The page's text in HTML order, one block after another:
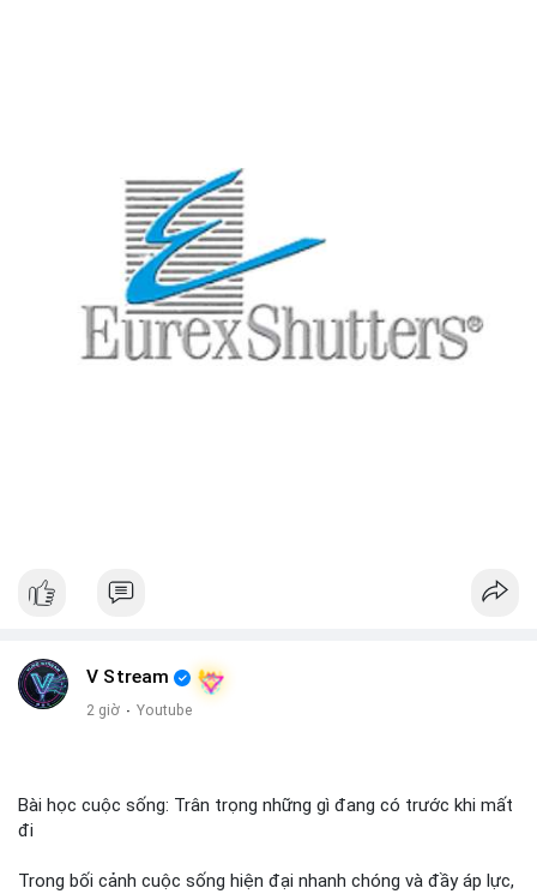
V Stream
2 giờ · Youtube
Bài học cuộc sống: Trân trọng những gì đang có trước khi mất
đi
Trong bối cảnh cuộc sống hiện đại nhanh chóng và đầy áp lực,